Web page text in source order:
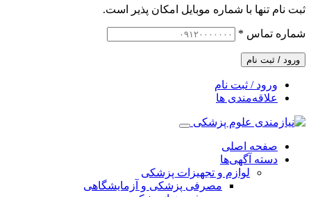
ثبت نام تنها با شماره موبایل امکان پذیر است.
شماره تماس *
ورود / ثبت نام
ورود / ثبت نام
علاقه‌مندی ها
صفحه اصلی
دسته آگهی‌ها
لوازم و تجهیزات پزشکی
مصرفی پزشکی و آزمایشگاهی